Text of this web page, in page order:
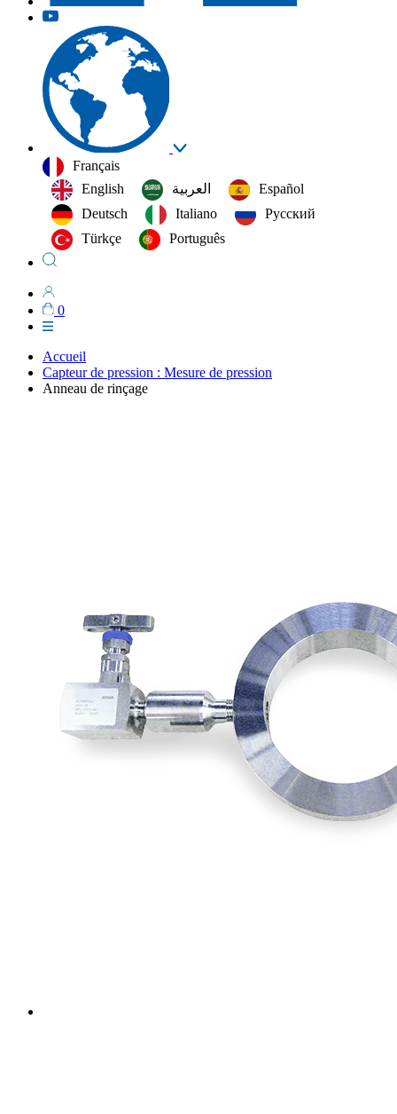
Français
English
العربية‏
Español
Deutsch
Italiano
Русский
Türkçe
Português
0
Accueil
Capteur de pression : Mesure de pression
Anneau de rinçage